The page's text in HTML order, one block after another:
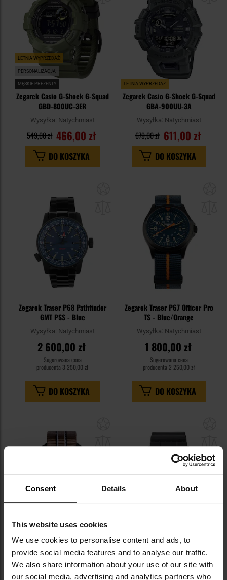
Consent Details About
This website uses cookies
We use cookies to personalise content and ads, to
provide social media features and to analyse our traffic.
We also share information about your use of our site with
our social media, advertising and analytics partners who
LETNIA WYPRZEDAŻ
PERSONALIZACJA
MĘSKIE PREZENTY
Zegarek Casio G-Shock G-Squad
GBD-800UC-3ER
Wysyłka: Natychmiast
466,00 zł
549,00 zł
DO KOSZYKA
LETNIA WYPRZEDAŻ
Zegarek Casio G-Shock G-Squad
GBA-900UU-3A
Wysyłka: Natychmiast
611,00 zł
679,00 zł
DO KOSZYKA
Zegarek Traser P68 Pathfinder
GMT PSS - Blue
Wysyłka: Natychmiast
2 600,00 zł
Sugerowana cena
producenta 3 250,00 zł
DO KOSZYKA
Zegarek Traser P67 Officer Pro
TS - Blue/Orange
Wysyłka: Natychmiast
1 800,00 zł
Sugerowana cena
producenta 2 250,00 zł
DO KOSZYKA
schowka
Zegarek Traser P96 Outdoor
Pioneer TS - Sand/Sand
Wysyłka:Natychmiast
Zegarek Casio G-Shock Original
GA-100-1A4ER
Wysyłka:Natychmiast